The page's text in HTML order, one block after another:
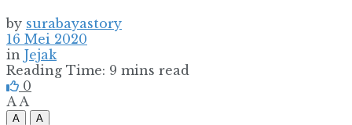
by surabayastory
16 Mei 2020
in Jejak
Reading Time: 9 mins read
0
A A
A
A